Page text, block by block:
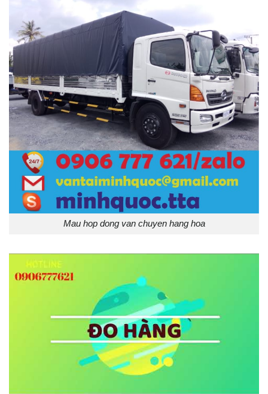
Mau hop dong van chuyen hang hoa